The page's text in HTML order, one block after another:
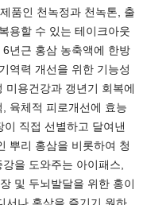
품인 천녹정과 천녹톤, 출
용할 수 있는 테이크아웃
년근 홍삼 농축액에 한방
역력 개선을 위한 기능성
미용건강과 갱년기 회복에
육체적 피로개선에 효능
직접 선별하고 달여낸
뿌리 홍삼을 비롯하여 청
을 도와주는 아이패스,
및 두뇌발달을 위한 홍이